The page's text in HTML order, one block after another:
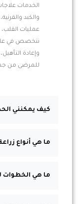
الخدمات
والكبد
عمليات
نتخصص في
وإعادة
للمرضى من
كيف يمكنني
ما هي أنواع
ما هي الخطوات